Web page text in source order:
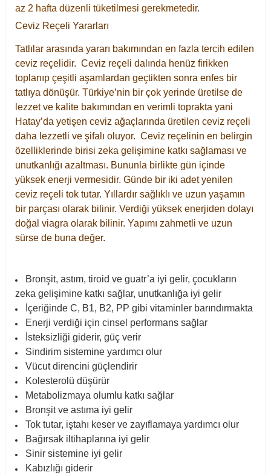
az 2 hafta düzenli tüketilmesi gerekmetedir.
Ceviz Reçeli Yararları
Tatlılar arasında yararı bakımından en fazla tercih edilen
ceviz reçelidir. Ceviz reçeli dalında henüz firikken
toplanıp çeşitli aşamlardan geçtikten sonra enfes bir
tatlıya dönüşür. Türkiye’nin bir çok yerinde üretilse de
lezzet ve kalite bakımından en verimli toprakta yani
Hatay’da yetişen ceviz ağaçlarında üretilen ceviz reçeli
daha lezzetli ve şifalı oluyor. Ceviz reçelinin en belirgin
özelliklerinde birisi zeka gelişimine katkı sağlaması ve
unutkanlığı azaltması. Bununla birlikte gün içinde
yüksek enerji vermesidir. Günde bir iki adet yenilen
ceviz reçeli tok tutar. Yıllardır sağlıklı ve uzun yaşamın
bir parçası olarak bilinir. Verdiği yüksek enerjiden dolayı
doğal viagra olarak bilinir. Yapımı zahmetli ve uzun
sürse de buna değer.
Bronşit, astım, tiroid ve guatr’a iyi gelir, çocukların
zeka gelişimine katkı sağlar, unutkanlığa iyi gelir
İçeriğinde C, B1, B2, PP gibi vitaminler barındırmakta
Enerji verdiği için cinsel performans sağlar
İsteksizliği giderir, güç verir
Sindirim sistemine yardımcı olur
Vücut direncini güçlendirir
Kolesterolü düşürür
Metabolizmaya olumlu katkı sağlar
Bronşit ve astıma iyi gelir
Tok tutar, iştahı keser ve zayıflamaya yardımcı olur
Bağırsak iltihaplarına iyi gelir
Sinir sistemine iyi gelir
Kabızlığı giderir